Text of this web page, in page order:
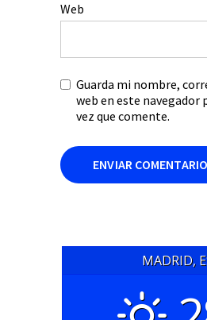
Web
Guarda mi nombre,
web en este navegador
vez que comente.
MADRID,